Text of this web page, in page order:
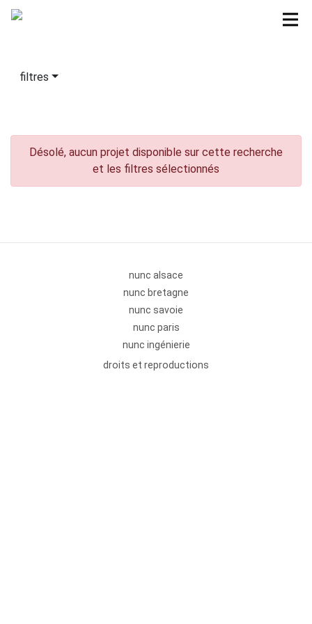
filtres
Désolé, aucun projet disponible sur cette recherche
et les filtres sélectionnés
nunc alsace
nunc bretagne
nunc savoie
nunc paris
nunc ingénierie
droits et reproductions